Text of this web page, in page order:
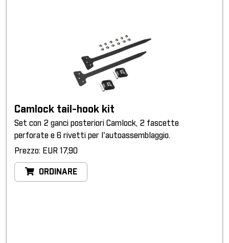
Camlock tail-hook kit
Set con 2 ganci posteriori Camlock, 2 fascette
perforate e 6 rivetti per l'autoassemblaggio.
Prezzo: EUR 17,90
ORDINARE